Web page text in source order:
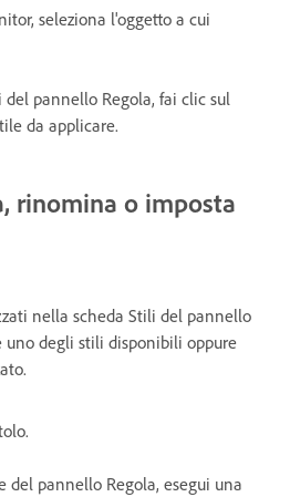
seleziona l'oggetto a cui
pannello Regola, fai clic sul
da applicare.
rinomina o imposta
nella scheda Stili del pannello
uno degli stili disponibili oppure
del pannello Regola, esegui una